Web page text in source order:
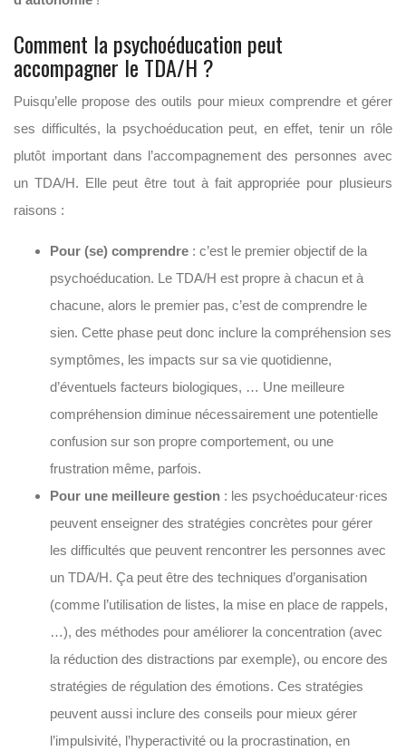
Comment la psychoéducation peut
accompagner le TDA/H ?
Puisqu’elle propose des outils pour mieux comprendre et gérer
ses difficultés, la psychoéducation peut, en effet, tenir un rôle
plutôt important dans l’accompagnement des personnes avec
un TDA/H. Elle peut être tout à fait appropriée pour plusieurs
raisons :
Pour (se) comprendre : c’est le premier objectif de la
psychoéducation. Le TDA/H est propre à chacun et à
chacune, alors le premier pas, c’est de comprendre le
sien. Cette phase peut donc inclure la compréhension ses
symptômes, les impacts sur sa vie quotidienne,
d’éventuels facteurs biologiques, … Une meilleure
compréhension diminue nécessairement une potentielle
confusion sur son propre comportement, ou une
frustration même, parfois.
Pour une meilleure gestion : les psychoéducateur·rices
peuvent enseigner des stratégies concrètes pour gérer
les difficultés que peuvent rencontrer les personnes avec
un TDA/H. Ça peut être des techniques d’organisation
(comme l’utilisation de listes, la mise en place de rappels,
…), des méthodes pour améliorer la concentration (avec
la réduction des distractions par exemple), ou encore des
stratégies de régulation des émotions. Ces stratégies
peuvent aussi inclure des conseils pour mieux gérer
l’impulsivité, l’hyperactivité ou la procrastination, en